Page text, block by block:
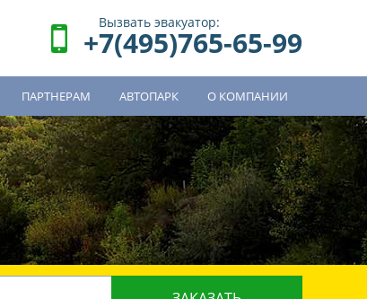
Вызвать эвакуатор:
+7(495)765-65-99
ПАРТНЕРАМ АВТОПАРК О КОМПАНИИ